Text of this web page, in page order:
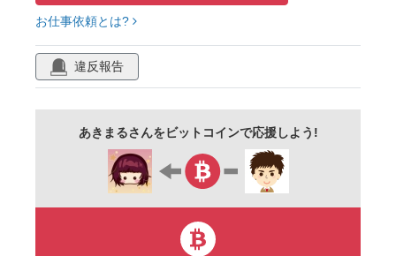
マーク 模様
白黒 クリスマスカード おたより
お仕事依頼とは?
違反報告
あきまるさんをビットコインで応援しよう!